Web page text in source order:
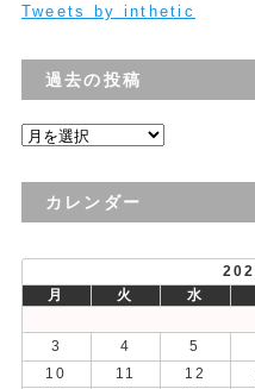
Tweets by inthetic
過去の投稿
過
の
カレンダー
月
火 水
3
4 5
10
11 12